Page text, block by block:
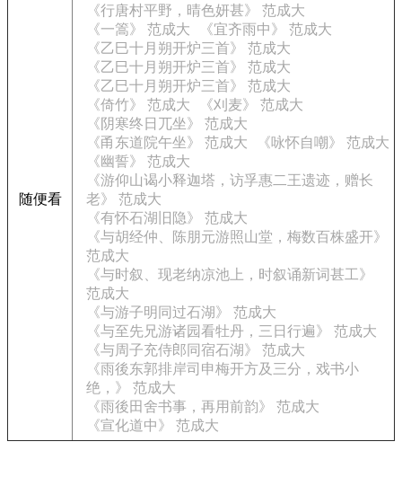
随便看
《行唐村平野，晴色妍甚》 范成大
《一篙》 范成大
《宜齐雨中》 范成大
《乙巳十月朔开炉三首》 范成大
《乙巳十月朔开炉三首》 范成大
《乙巳十月朔开炉三首》 范成大
《倚竹》 范成大
《刈麦》 范成大
《阴寒终日兀坐》 范成大
《甬东道院午坐》 范成大
《咏怀自嘲》 范成大
《幽誓》 范成大
《游仰山谒小释迦塔，访孚惠二王遗迹，赠长
老》 范成大
《有怀石湖旧隐》 范成大
《与胡经仲、陈朋元游照山堂，梅数百株盛开》
范成大
《与时叙、现老纳凉池上，时叙诵新词甚工》
范成大
《与游子明同过石湖》 范成大
《与至先兄游诸园看牡丹，三日行遍》 范成大
《与周子充侍郎同宿石湖》 范成大
《雨後东郭排岸司申梅开方及三分，戏书小
绝，》 范成大
《雨後田舍书事，再用前韵》 范成大
《宣化道中》 范成大